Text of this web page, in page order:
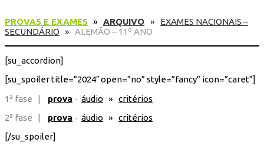
PROVAS E EXAMES » ARQUIVO » EXAMES NACIONAIS –
SECUNDÁRIO » ALEMÃO – 11º ANO
[su_accordion]
[su_spoiler title=”2024″ open=”no” style=”fancy” icon=”caret”]
1ª fase |
prova · áudio » critérios
2ª fase |
prova · áudio » critérios
[/su_spoiler]